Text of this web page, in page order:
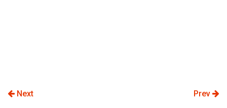
Next Prev